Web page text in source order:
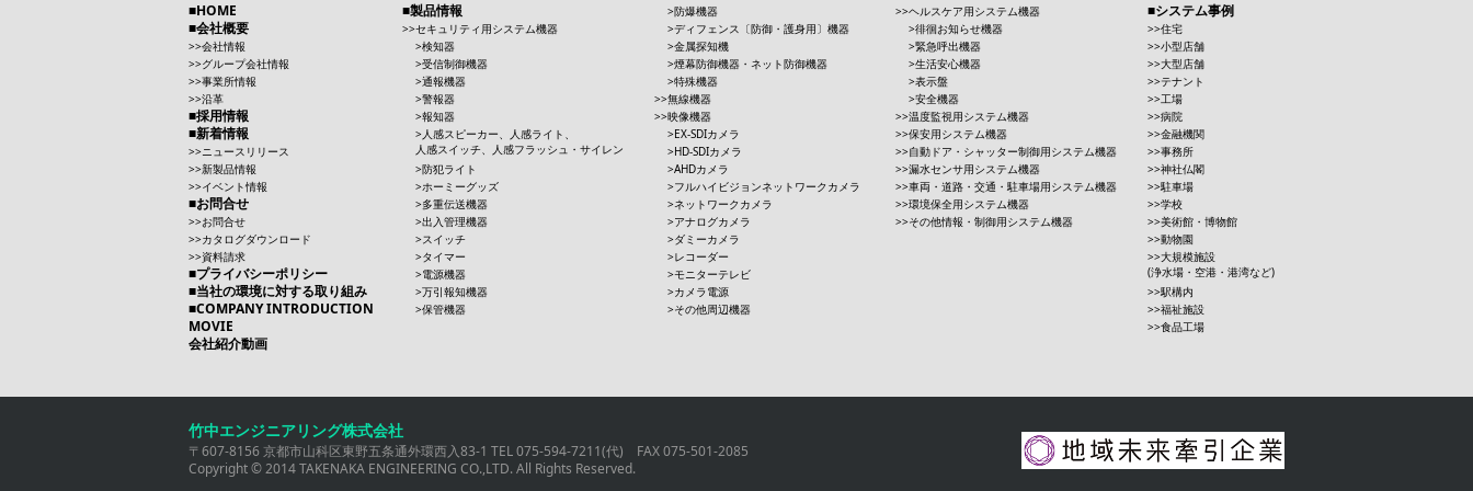
HOME
会社概要
会社情報
グループ会社情報
事業所情報
沿革
採用情報
新着情報
ニュースリリース
新製品情報
イベント情報
お問合せ
お問合せ
カタログダウンロード
資料請求
プライバシーポリシー
当社の環境に対する取り組み
COMPANY INTRODUCTION
MOVIE
会社紹介動画
製品情報
セキュリティ用システム機器
検知器
受信制御機器
通報機器
警報器
報知器
人感スピーカー、人感ライト、
人感スイッチ、人感フラッシュ・サイレン
防犯ライト
ホーミーグッズ
多重伝送機器
出入管理機器
スイッチ
タイマー
電源機器
万引報知機器
保管機器
防爆機器
ディフェンス〔防御・護身用〕機器
金属探知機
煙幕防御機器・ネット防御機器
特殊機器
無線機器
映像機器
EX-SDIカメラ
HD-SDIカメラ
AHDカメラ
フルハイビジョンネットワークカメラ
ネットワークカメラ
アナログカメラ
ダミーカメラ
レコーダー
モニターテレビ
カメラ電源
その他周辺機器
ヘルスケア用システム機器
徘徊お知らせ機器
緊急呼出機器
生活安心機器
表示盤
安全機器
温度監視用システム機器
保安用システム機器
自動ドア・シャッター制御用システム機器
漏水センサ用システム機器
車両・道路・交通・駐車場用システム機器
環境保全用システム機器
その他情報・制御用システム機器
システム事例
住宅
小型店舗
大型店舗
テナント
工場
病院
金融機関
事務所
神社仏閣
駐車場
学校
美術館・博物館
動物園
大規模施設
(浄水場・空港・港湾など)
駅構内
福祉施設
食品工場
竹中エンジニアリング株式会社
〒607-8156 京都市山科区東野五条通外環西入83-1 TEL 075-594-7211(代) FAX 075-501-2085
Copyright © 2014 TAKENAKA ENGINEERING CO.,LTD. All Rights Reserved.